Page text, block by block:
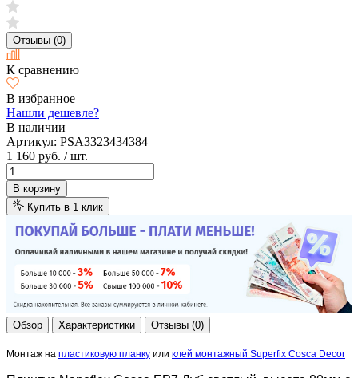
Отзывы (0)
К сравнению
В избранное
Нашли дешевле?
В наличии
Артикул: PSA3323434384
1 160 руб. / шт.
В корзину
Купить в 1 клик
Обзор Характеристики Отзывы (0)
Монтаж на пластиковую планку или клей монтажный Superfix Cosca Decor